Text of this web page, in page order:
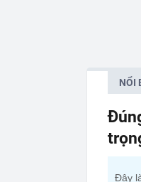
NỔI
Đây